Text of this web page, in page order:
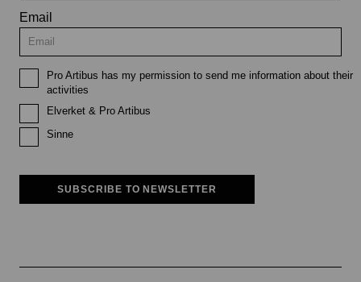
Email
Pro Artibus has my permission to send me information about their
activities
Elverket & Pro Artibus
Sinne
SUBSCRIBE TO NEWSLETTER